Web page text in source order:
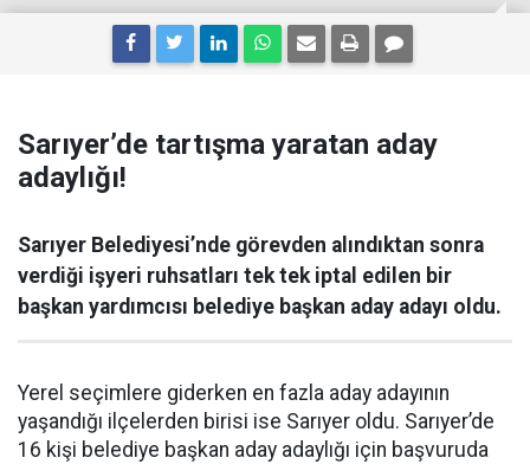
Sarıyer’de tartışma yaratan aday
adaylığı!
Sarıyer Belediyesi’nde görevden alındıktan sonra
verdiği işyeri ruhsatları tek tek iptal edilen bir
başkan yardımcısı belediye başkan aday adayı oldu.
Yerel seçimlere giderken en fazla aday adayının
yaşandığı ilçelerden birisi ise Sarıyer oldu. Sarıyer’de
16 kişi belediye başkan aday adaylığı için başvuruda